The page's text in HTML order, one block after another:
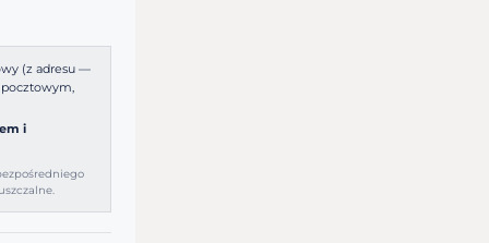
(z adresu —
i